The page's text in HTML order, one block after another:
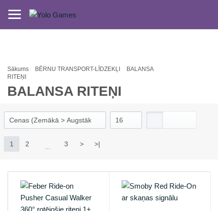
Sākums BĒRNU TRANSPORT-LĪDZEKĻI
BALANSA
RITEŅI
BALANSA RITEŅI
1 2 3 > >|